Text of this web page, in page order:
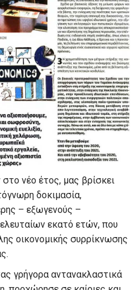
νέο έτος, μας βρίσκει
δοκιμασία,
– εξωγενούς –
εκατό ετών, που
οικονομικής συρρίκνωσης
γρήγορα αντανακλαστικά